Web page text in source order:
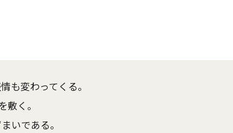
も変わってくる。
く。
いである。